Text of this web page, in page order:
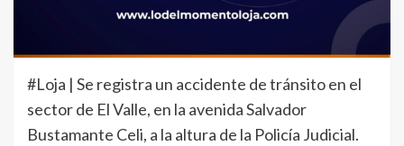
#Loja | Se registra un accidente de tránsito en el
sector de El Valle, en la avenida Salvador
Bustamante Celi, a la altura de la Policía Judicial.